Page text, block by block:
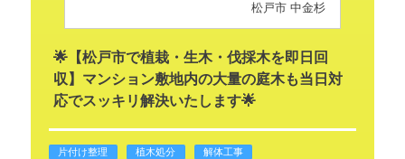
松戸市 中金杉
🌟【松戸市で植栽・生木・伐採木を即日回
収】マンション敷地内の大量の庭木も当日対
応でスッキリ解決いたします🌟
片付け整理 植木処分
解体工事